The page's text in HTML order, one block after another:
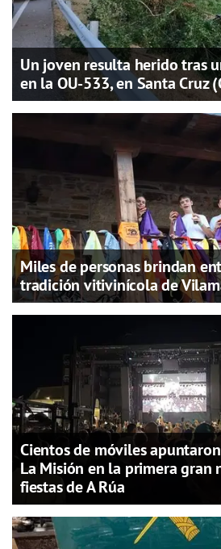
Un joven resulta herido tras
en la OU-533, en Santa Cruz
Miles de personas brindan
tradición vitivinícola de
Cientos de móviles
La Misión en la primera gran
fiestas de A Rúa